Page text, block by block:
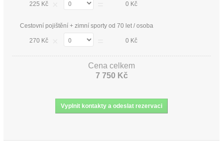
225 Kč 0 Kč
Cestovní pojištění + zimní sporty od 70 let / osoba
270 Kč 0 Kč
Cena celkem
7 750 Kč